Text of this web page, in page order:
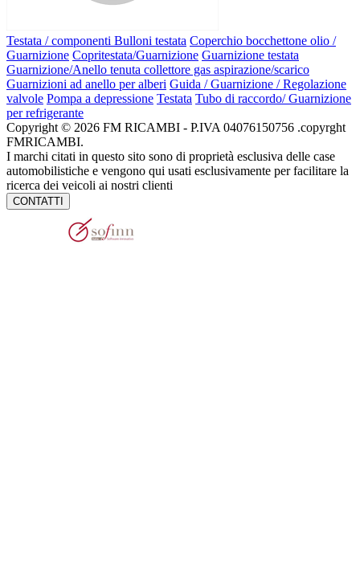
Testata / componenti Bulloni testata Coperchio bocchettone olio /
Guarnizione Copritestata/Guarnizione Guarnizione testata
Guarnizione/Anello tenuta collettore gas aspirazione/scarico
Guarnizioni ad anello per alberi Guida / Guarnizione / Regolazione
valvole Pompa a depressione Testata Tubo di raccordo/ Guarnizione
per refrigerante
Copyright © 2026 FM RICAMBI - P.IVA 04076150756 .copyrght
FMRICAMBI.
I marchi citati in questo sito sono di proprietà esclusiva delle case
automobilistiche e vengono qui usati esclusivamente per facilitare la
ricerca dei veicoli ai nostri clienti
CONTATTI